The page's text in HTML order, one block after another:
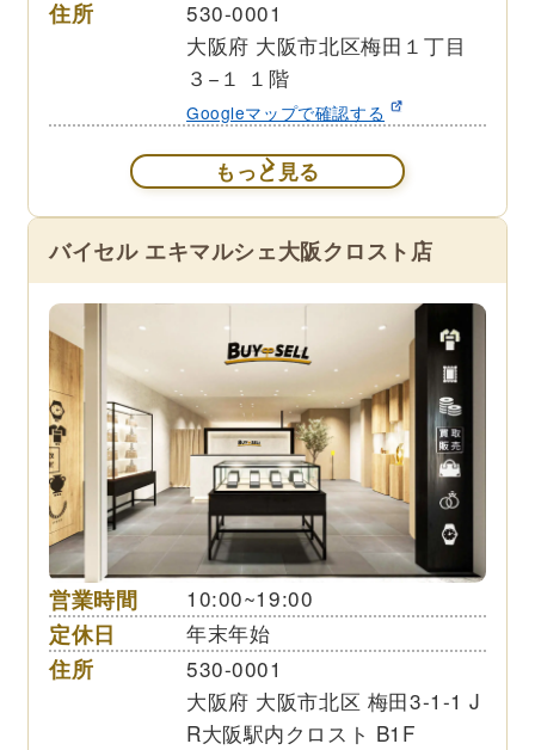
住所
530-0001
大阪府 大阪市北区梅田１丁目
３−１ １階
Googleマップで確認する
もっと見る
バイセル エキマルシェ大阪クロスト店
営業時間 10:00~19:00
定休日 年末年始
住所
530-0001
大阪府 大阪市北区 梅田3-1-1 J
R大阪駅内クロスト B1F